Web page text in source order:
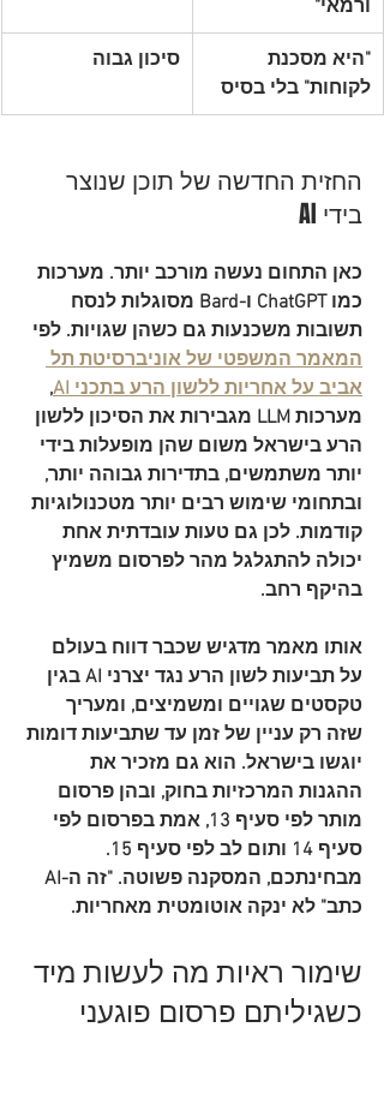
ורמאי"
"היא מסכנת
לקוחות" בלי בסיס
סיכון גבוה
החזית החדשה של תוכן שנוצר
בידי AI
כאן התחום נעשה מורכב יותר. מערכות
כמו ChatGPT ו-Bard מסוגלות לנסח
תשובות משכנעות גם כשהן שגויות. לפי
המאמר המשפטי של אוניברסיטת תל
אביב על אחריות ללשון הרע בתכני AI
,
מערכות LLM מגבירות את הסיכון ללשון
הרע בישראל משום שהן מופעלות בידי
יותר משתמשים, בתדירות גבוהה יותר,
ובתחומי שימוש רבים יותר מטכנולוגיות
קודמות. לכן גם טעות עובדתית אחת
יכולה להתגלגל מהר לפרסום משמיץ
בהיקף רחב.
אותו מאמר מדגיש שכבר דווח בעולם
על תביעות לשון הרע נגד יצרני AI בגין
טקסטים שגויים ומשמיצים, ומעריך
שזה רק עניין של זמן עד שתביעות דומות
יוגשו בישראל. הוא גם מזכיר את
ההגנות המרכזיות בחוק, ובהן פרסום
מותר לפי סעיף 13, אמת בפרסום לפי
סעיף 14 ותום לב לפי סעיף 15.
כתב" לא ינקה אוטומטית מאחריות.
שימור ראיות מה לעשות מיד
כשגיליתם פרסום פוגעני